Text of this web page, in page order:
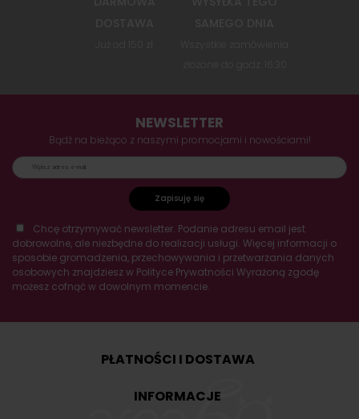
NEWSLETTER
Bądź na bieżąco z naszymi promocjami i nowościami!
Zapisuję się
Chcę otrzymywać newsletter. Podanie adresu email jest
dobrowolne, ale niezbędne do realizacji usługi. Więcej informacji o
sposobie gromadzenia, przechowywania i przetwarzania danych
osobowych znajdziesz w Polityce Prywatności Wyrażoną zgodę
możesz cofnąć w dowolnym momencie.
PŁATNOŚCI I DOSTAWA
INFORMACJE